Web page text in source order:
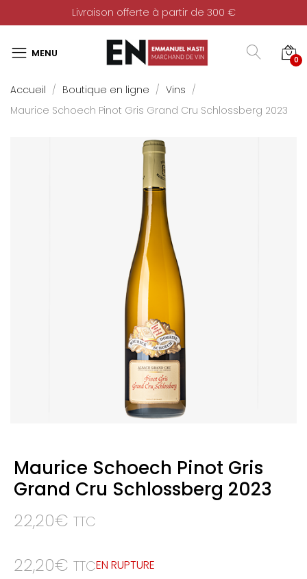
Livraison offerte à partir de 300 €
0
Accueil Boutique en ligne
Vins
Maurice Schoech Pinot Gris Grand Cru Schlossberg 2023
Maurice Schoech Pinot Gris
Grand Cru Schlossberg 2023
22,20€ TTC
22,20€ TTCEN RUPTURE